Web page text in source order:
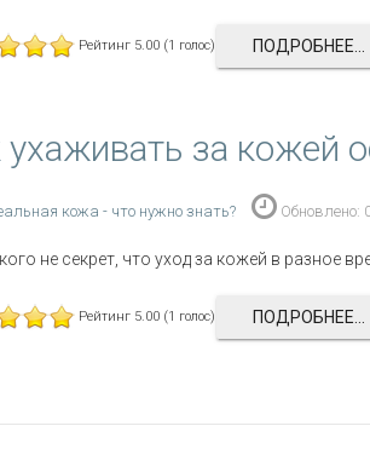
Рейтинг 5.00 (1 голос) ПОДРОБНЕЕ...
ухаживать за кожей
кожа - что нужно знать? Обновлено:
не секрет, что уход за кожей в разное
Рейтинг 5.00 (1 голос) ПОДРОБНЕЕ...